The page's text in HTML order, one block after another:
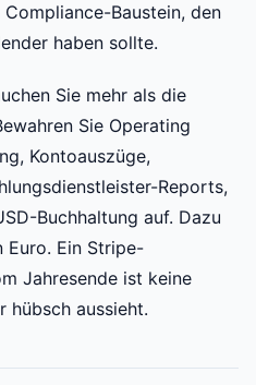
Baustein, den
haben sollte.
Sie mehr als die
Sie Operating
Kontoauszüge,
Reports,
Buchhaltung auf. Dazu
Euro. Ein Stripe-
Jahresende ist keine
hübsch aussieht.